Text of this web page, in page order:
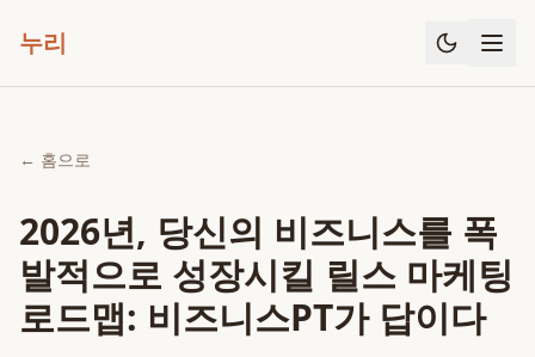
누리
← 홈으로
2026년, 당신의 비즈니스를 폭
발적으로 성장시킬 릴스 마케팅
로드맵: 비즈니스PT가 답이다